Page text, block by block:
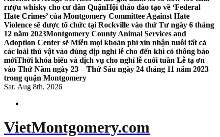
rượu whisky cho cư dân QuậnHội thảo đào tạo về ‘Federal
Hate Crimes’ của Montgomery Committee Against Hate
Violence sẽ được tổ chức tại Rockville vào thứ Tư ngày 6 tháng
12 năm 2023Montgomery County Animal Services and
Adoption Center sẽ Miễn mọi khoản phí xin nhận nuôi tất cả
các loài thú vật vào đúng dịp nghỉ lễ cho đến khi có thông báo
mớiThời khóa biểu và dịch vụ cho nghỉ lễ cuối tuần Lễ tạ ơn
vào Thứ Năm ngày 23 – Thứ Sáu ngày 24 tháng 11 năm 2023
trong quận Montgomery
Sat. Aug 8th, 2026
VietMontgomery.com